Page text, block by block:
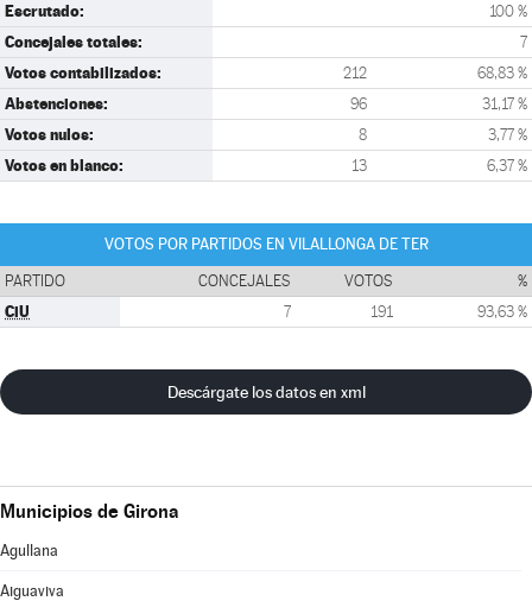
Escrutado: 100 %
Concejales totales: 7
Votos contabilizados: 212 68,83 %
Abstenciones: 96 31,17 %
Votos nulos: 8 3,77 %
Votos en blanco: 13 6,37 %
VOTOS POR PARTIDOS EN VILALLONGA DE TER
PARTIDO CONCEJALES VOTOS %
CiU 7 191 93,63 %
Descárgate los datos en xml
Municipios de Girona
Agullana
Aiguaviva